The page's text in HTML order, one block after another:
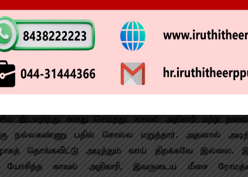
நடத்​திவந்த இயக்கங்​களாலும், தோழர் ஜீவா பொதுக்
கவனம் இந்திய கம்யூனிஸ்ட்
கைவிட்​டார். சின்னஞ்​சிறு வயதில் செங்​கொடியைக்
காலமாகத் தனது லட்சியப் பயணத்​தைத்
வாழ்க்கையில், காடுமேடு​களில் அலைந்து
இடமறிந்து கைது செய்​தது. காவல் அதிகாரி மற்ற
நல்ல​கண்ணு பதில் சொல்ல மறுத்​தார். அதனால்
தொங்​க​விட்டு அடித்​தும் வாய் திறக்கவே இல்லை.
காவல் அதிகாரி, இவருடைய மீசை